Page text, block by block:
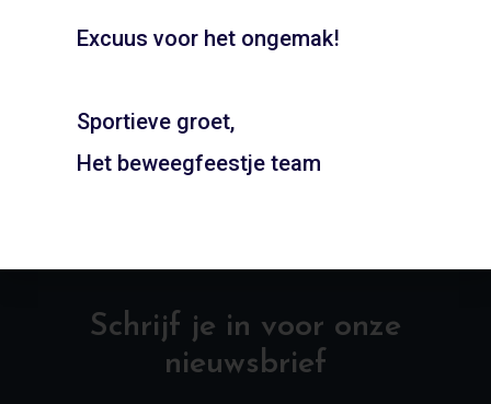
– Heemskerk
Schrijf je in voor onze
nieuwsbrief
Excuus voor het ongemak!
Sportieve groet,
Het beweegfeestje team